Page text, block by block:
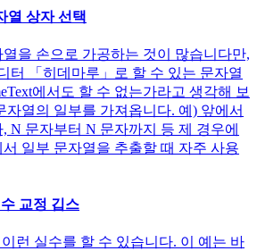
열 상자 선택
을 손으로 가공하는 것이 많습니다만,
터 「히데마루」로 할 수 있는 문자열
에서도 할 수 없는가라고 생각해 보
자열의 일부를 가져옵니다. 예) 앞에서
N 문자부터 N 문자까지 등 제 경우에
일부 문자열을 추출할 때 자주 사용
교정 깁스
런 실수를 할 수 있습니다. 이 예는 바